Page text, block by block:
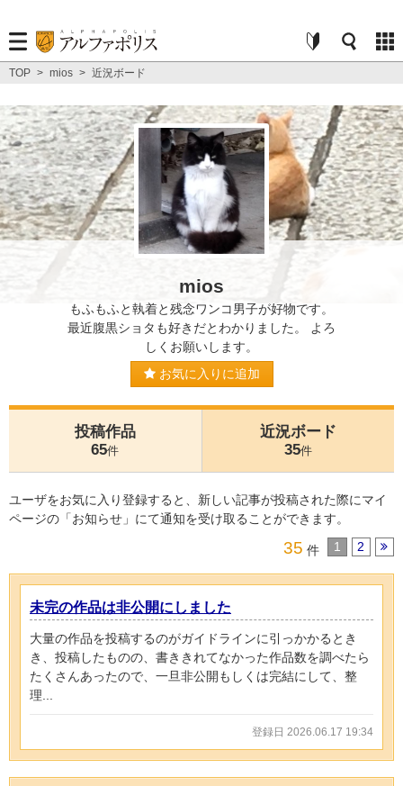
TOP > mios > 近況ボード
mios
もふもふと執着と残念ワンコ男子が好物です。
最近腹黒ショタも好きだとわかりました。 よろ
しくお願いします。
お気に入りに追加
投稿作品
65件
近況ボード
35件
ユーザをお気に入り登録すると、新しい記事が投稿された際にマイ
ページの「お知らせ」にて通知を受け取ることができます。
35 件 1 2
未完の作品は非公開にしました
大量の作品を投稿するのがガイドラインに引っかかるとき
き、投稿したものの、書ききれてなかった作品数を調べたら
たくさんあったので、一旦非公開もしくは完結にして、整
理...
登録日 2026.06.17 19:34